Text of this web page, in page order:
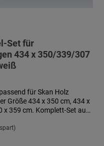
Set für
434 x 350/339/307
für Skan Holz
Größe 434 x 350 cm, 434 x
x 359 cm. Komplett-Set aus
stabilem, textilem Polyester